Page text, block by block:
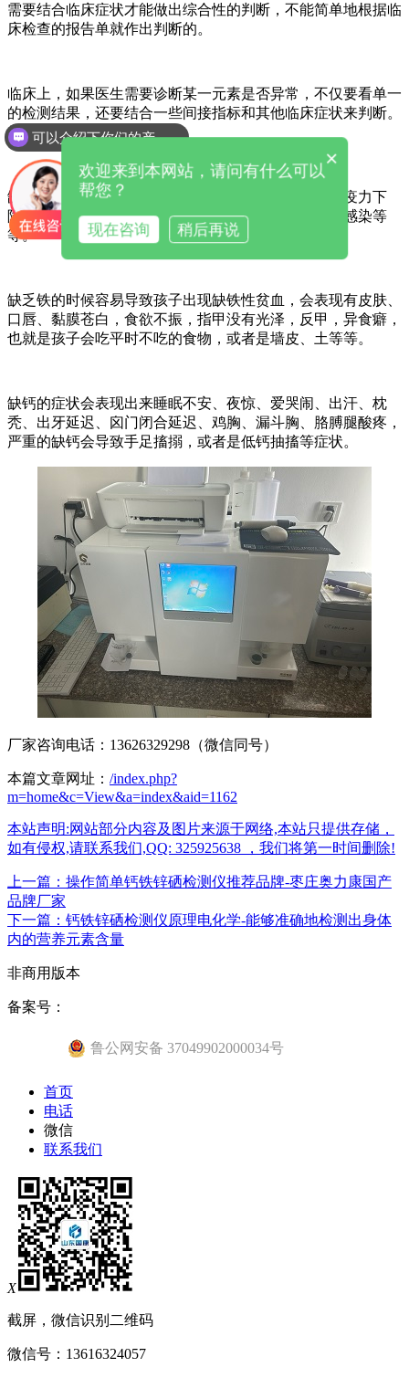
需要结合临床症状才能做出综合性的判断，不能简单地根据临
床检查的报告单就作出判断的。
临床上，如果医生需要诊断某一元素是否异常，不仅要看单一
的检测结果，还要结合一些间接指标和其他临床症状来判断。
例如：
缺锌的时候孩子会出现厌食，容易出现口腔溃疡、免疫力下
降、头发枯黄、地图舌、生长发育迟缓、反复呼吸道感染等
等。
缺乏铁的时候容易导致孩子出现缺铁性贫血，会表现有皮肤、
口唇、黏膜苍白，食欲不振，指甲没有光泽，反甲，异食癖，
也就是孩子会吃平时不吃的食物，或者是墙皮、土等等。
缺钙的症状会表现出来睡眠不安、夜惊、爱哭闹、出汗、枕
秃、出牙延迟、囟门闭合延迟、鸡胸、漏斗胸、胳膊腿酸疼，
严重的缺钙会导致手足搐搦，或者是低钙抽搐等症状。
厂家咨询电话：13626329298（微信同号）
本篇文章网址： /index.php?
m=home&c=View&a=index&aid=1162
本站声明:网站部分内容及图片来源于网络,本站只提供存储，
如有侵权,请联系我们,QQ: 325925638 ，我们将第一时间删除!
上一篇：操作简单钙铁锌硒检测仪推荐品牌-枣庄奥力康国产
品牌厂家
下一篇：钙铁锌硒检测仪原理电化学-能够准确地检测出身体
内的营养元素含量
非商用版本
备案号：
鲁公网安备 37049902000034号
首页
电话
微信
联系我们
X
截屏，微信识别二维码
微信号： 13616324057
可以介绍下你们的产品么
×
欢迎来到本网站，请问有什么可以
帮您？
现在咨询 稍后再说